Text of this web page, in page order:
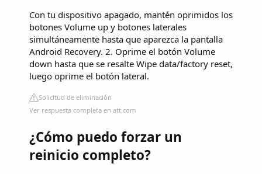
Con tu dispositivo apagado, mantén oprimidos los
botones Volume up y botones laterales
simultáneamente hasta que aparezca la pantalla
Android Recovery. 2. Oprime el botón Volume
down hasta que se resalte Wipe data/factory reset,
luego oprime el botón lateral.
Solicitud de eliminación
Ver respuesta completa en att.com
¿Cómo puedo forzar un
reinicio completo?